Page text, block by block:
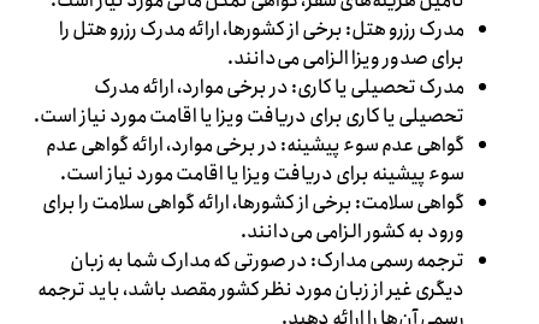
مدرک رزرو هتل: برخی از کشورها، ارائه مدرک رزرو هتل را
برای صدور ویزا الزامی می‌دانند.
مدرک تحصیلی یا کاری: در برخی موارد، ارائه مدرک
تحصیلی یا کاری برای دریافت ویزا یا اقامت مورد نیاز است.
گواهی عدم سوء پیشینه: در برخی موارد، ارائه گواهی عدم
سوء پیشینه برای دریافت ویزا یا اقامت مورد نیاز است.
گواهی سلامت: برخی از کشورها، ارائه گواهی سلامت را برای
ورود به کشور الزامی می‌دانند.
ترجمه رسمی مدارک: در صورتی که مدارک شما به زبان
دیگری غیر از زبان مورد نظر کشور مقصد باشد، باید ترجمه